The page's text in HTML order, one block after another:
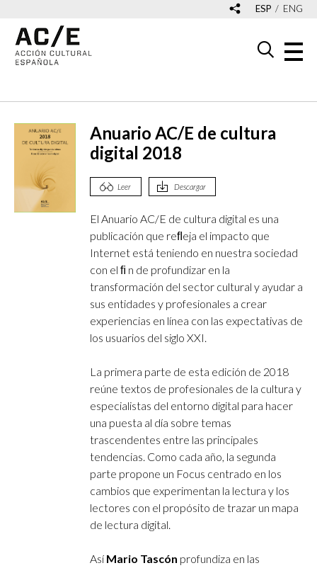
ESP ENG
Anuario AC/E de cultura
digital 2018
Leer Descargar
El Anuario AC/E de cultura digital es una
publicación que reﬂeja el impacto que
Internet está teniendo en nuestra sociedad
con el ﬁ n de profundizar en la
transformación del sector cultural y ayudar a
sus entidades y profesionales a crear
experiencias en línea con las expectativas de
los usuarios del siglo XXI.
La primera parte de esta edición de 2018
reúne textos de profesionales de la cultura y
especialistas del entorno digital para hacer
una puesta al día sobre temas
trascendentes entre las principales
tendencias. Como cada año, la segunda
parte propone un Focus centrado en los
cambios que experimentan la lectura y los
lectores con el propósito de trazar un mapa
de lectura digital.
Así Mario Tascón profundiza en las